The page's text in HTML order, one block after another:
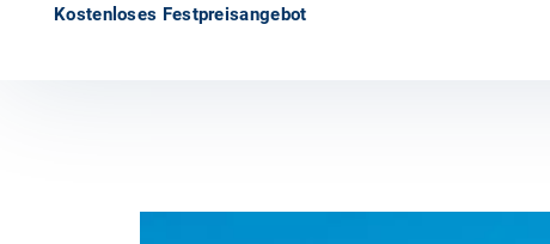
Kostenloses Festpreisangebot